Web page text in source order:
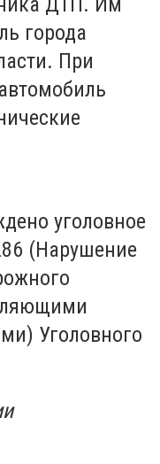
города
При
уголовное
(Нарушение
Уголовного